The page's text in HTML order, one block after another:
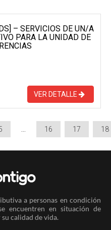
– SERVICIOS DE UN/A
PARA LA UNIDAD DE
VER DETALLE
16 17 18
a personas en condición
encuentren en situación de
calidad de vida.